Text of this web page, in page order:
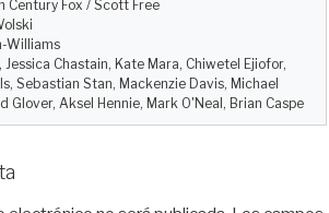
i
Century Fox / Scott Free
Williams
Jessica Chastain, Kate Mara, Chiwetel Ejiofor,
Sebastian Stan, Mackenzie Davis, Michael
Glover, Aksel Hennie, Mark O'Neal, Brian Caspe